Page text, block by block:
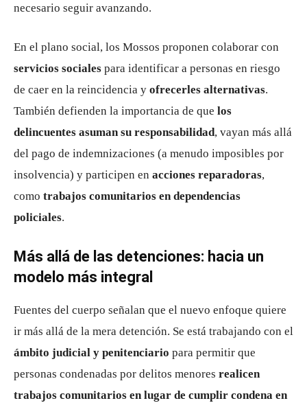
necesario seguir avanzando.
En el plano social, los Mossos proponen colaborar con
servicios sociales para identificar a personas en riesgo
de caer en la reincidencia y ofrecerles alternativas.
También defienden la importancia de que los
delincuentes asuman su responsabilidad, vayan más allá
del pago de indemnizaciones (a menudo imposibles por
insolvencia) y participen en acciones reparadoras,
como trabajos comunitarios en dependencias
policiales.
Más allá de las detenciones: hacia un
modelo más integral
Fuentes del cuerpo señalan que el nuevo enfoque quiere
ir más allá de la mera detención. Se está trabajando con el
ámbito judicial y penitenciario para permitir que
personas condenadas por delitos menores realicen
trabajos comunitarios en lugar de cumplir condena en